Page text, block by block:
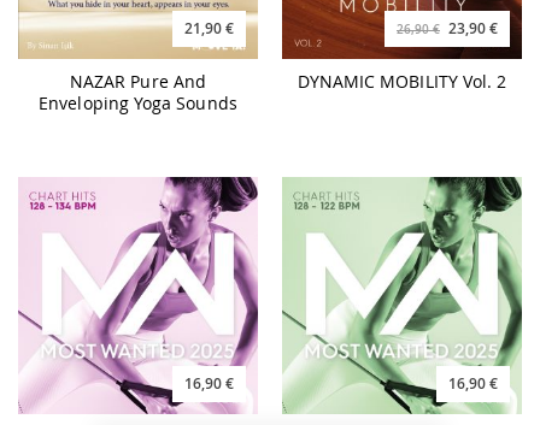
21,90 €
NAZAR Pure And
Enveloping Yoga Sounds
26,90 € 23,90 €
DYNAMIC MOBILITY Vol. 2
16,90 € 16,90 €